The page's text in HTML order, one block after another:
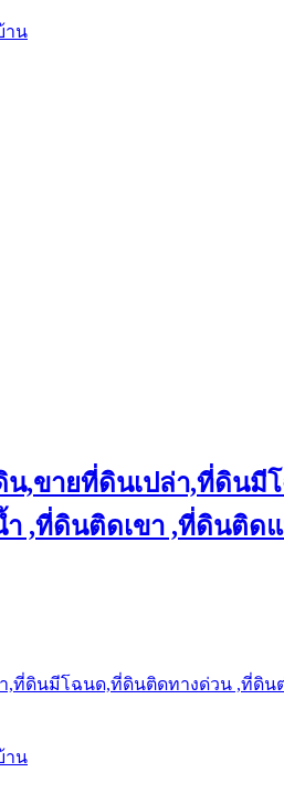
าน
น,ขายที่ดินเปล่า,ที่ดิน
ำ ,ที่ดินติดเขา ,ที่ดินติด
,ที่ดินมีโฉนด,ที่ดินติดทางด่วน ,ที่ดิน
าน